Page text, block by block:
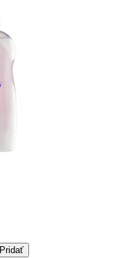
Pridať